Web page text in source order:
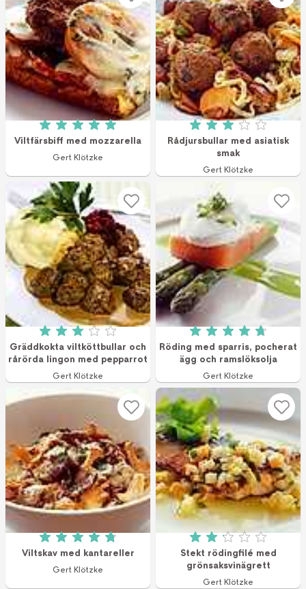
Betyg: 5 av 5 (1 röster)
Viltfärsbiff med mozzarella
Gert Klötzke
Betyg: 3 av 5 (1
Rådjursbullar med asiatisk
smak
Gert Klötzke
Betyg: 3 av 5 (16 röster)
Gräddkokta viltköttbullar och
rårörda lingon med pepparrot
Gert Klötzke
Betyg: 4.75 av 5
Röding med sparris, pocherat
ägg och ramslöksolja
Gert Klötzke
Betyg: 4.8 av 5 (4 röster)
Viltskav med kantareller
Gert Klötzke
Betyg: 2.1 av 5
Stekt rödingfilé med
grönsaksvinägrett
Gert Klötzke